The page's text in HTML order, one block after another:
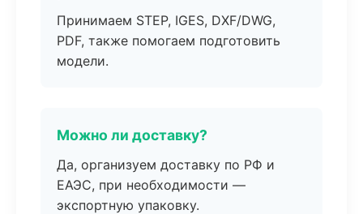
Принимаем STEP, IGES, DXF/DWG,
PDF, также помогаем подготовить
модели.
Можно ли доставку?
Да, организуем доставку по РФ и
ЕАЭС, при необходимости —
экспортную упаковку.